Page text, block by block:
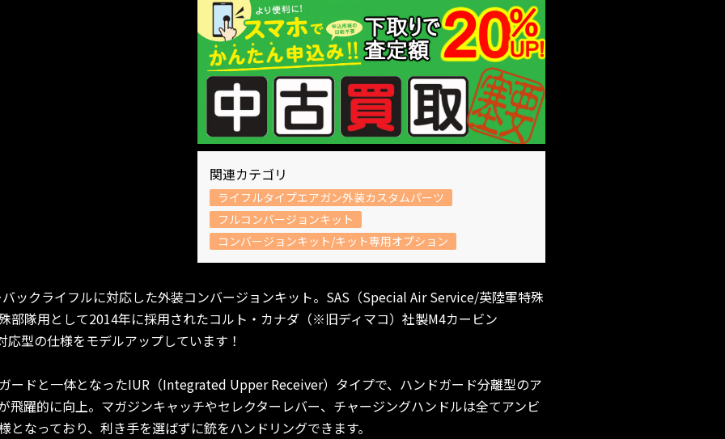
関連カテゴリ
ライフルタイプエアガン外装カスタムパーツ
フルコンバージョンキット
コンバージョンキット/キット専用オプション
ックライフルに対応した外装コンバージョンキット。SAS（Special Air Service/英陸軍特殊
部隊用として2014年に採用されたコルト・カナダ（※旧ディマコ）社製M4カービン
型の仕様をモデルアップしています！
ドと一体となったIUR（Integrated Upper Receiver）タイプで、ハンドガード分離型のア
飛躍的に向上。マガジンキャッチやセレクターレバー、チャージングハンドルは全てアンビ
なっており、利き手を選ばずに銃をハンドリングできます。